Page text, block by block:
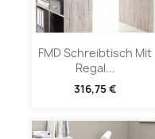
FMD Schreibtisch Mit
Regal...
316,75 €